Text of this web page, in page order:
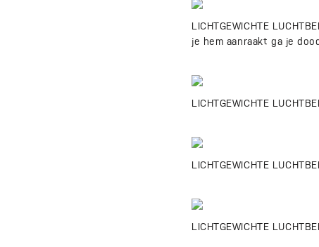
LICHTGEWICHTE
je hem aanraakt ga je
LICHTGEWICHTE
LICHTGEWICHTE
LICHTGEWICHTE